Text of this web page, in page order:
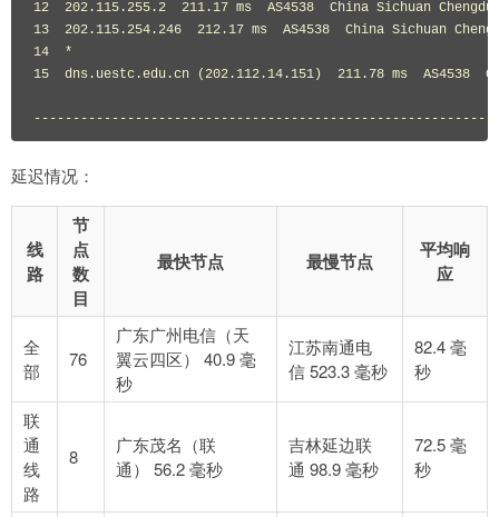
12
202.115 . 255.2 211.17 ms  AS4538 China Sichuan Chengdu
13
202.115 . 254.246 212.17 ms  AS4538 China Sichuan
14
*
15
  dns
. uestc .edu .cn ( 202.112 . 14.151 ) 211.78 ms  AS4538
延迟情况：
线
路
节
点
数
目
最快节点 最慢节点
平均响
应
全
部
76
广东广州电信（天
翼云四区） 40.9 毫
秒
江苏南通电
信 523.3 毫秒
82.4 毫
秒
联
通
线
路
8
广东茂名（联
通） 56.2 毫秒
吉林延边联
通 98.9 毫秒
72.5 毫
秒